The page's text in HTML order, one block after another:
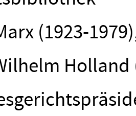
(1923-
Holland